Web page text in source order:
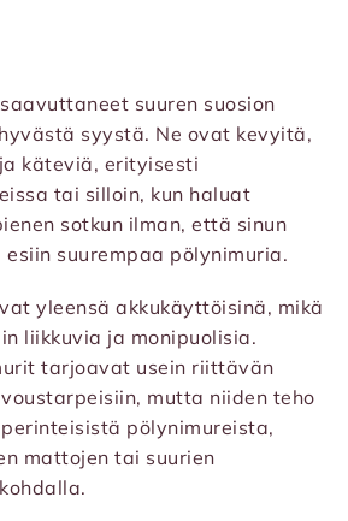
suuren suosion
syystä. Ne ovat kevyitä,
käteviä, erityisesti
tai silloin, kun haluat
sotkun ilman, että sinun
suurempaa pölynimuria.
yleensä akkukäyttöisinä, mikä
liikkuvia ja monipuolisia.
tarjoavat usein riittävän
mutta niiden teho
pölynimureista,
mattojen tai suurien